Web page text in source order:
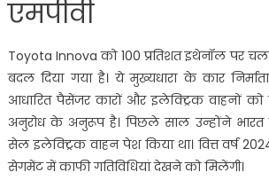
एमपीवी
Toyota Innova को 100 प्रतिशत इथेनॉल पर
बदल दिया गया है। ये मुख्यधारा के कार
आधारित पैसेंजर कारों और इलेक्ट्रिक वाहनों को
अनुरोध के अनुरूप है। पिछले साल उन्होंने भारत
सेल इलेक्ट्रिक वाहन पेश किया था। वित्त वर्ष
सेगमेंट में काफी गतिविधियां देखने को मिलेंगी।